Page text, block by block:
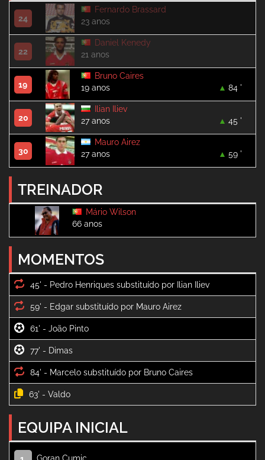
24
Fernardo Brassard
23 anos
22
Daniel Kenedy
21 anos
19
Bruno Caires
19 anos
84 '
20
Ilian Iliev
27 anos
45 '
30
Mauro Airez
27 anos
59 '
TREINADOR
Mário Wilson
66 anos
MOMENTOS
45' -
59' -
61' -
77' -
84' -
63' -
EQUIPA INICIAL